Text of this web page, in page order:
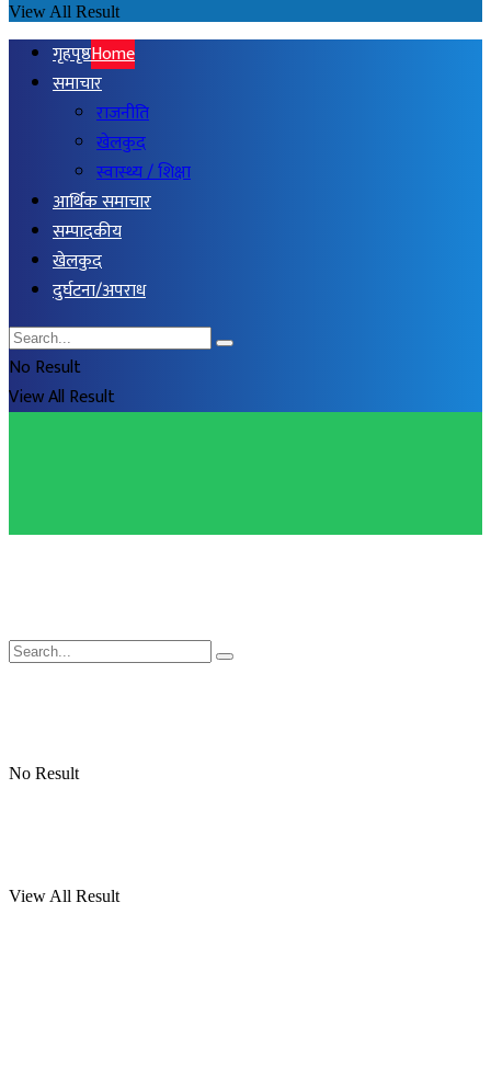
View All Result
गृहपृष्ठHome
समाचार
राजनीति
खेलकुद
स्वास्थ्य / शिक्षा
आर्थिक समाचार
सम्पादकीय
खेलकुद
दुर्घटना/अपराध
No Result
View All Result
No Result
View All Result